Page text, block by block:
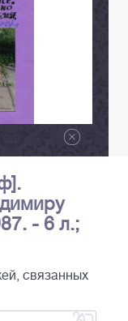
- 6 л.;
связанных